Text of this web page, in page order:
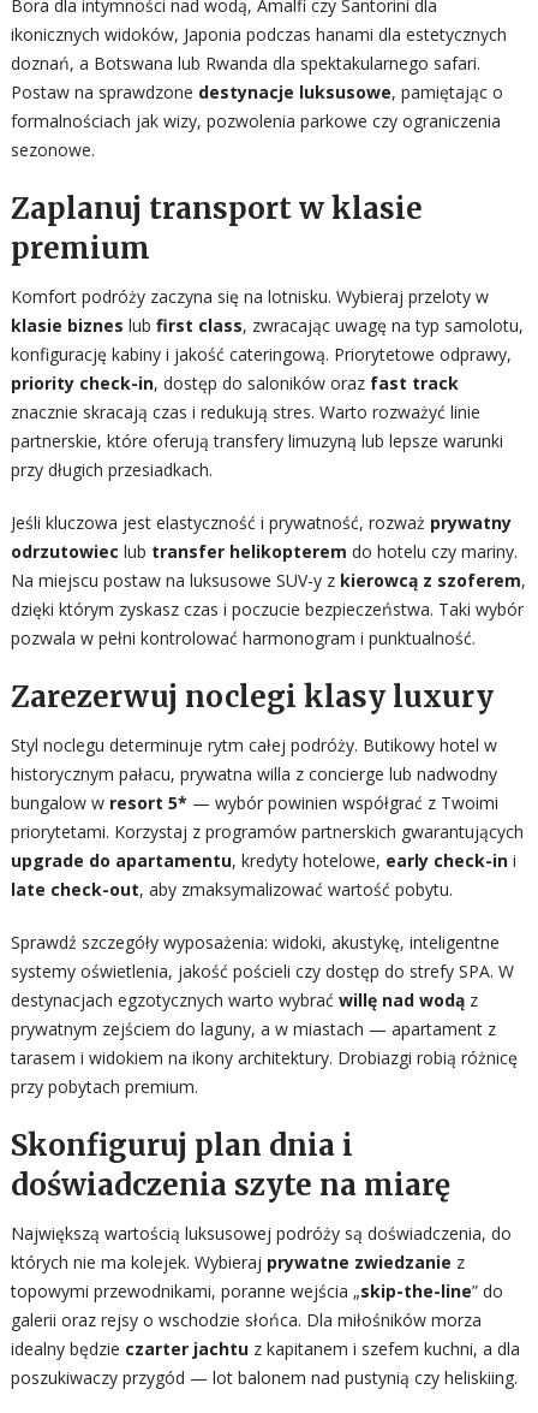
Bora dla intymności nad wodą, Amalfi czy Santorini dla
ikonicznych widoków, Japonia podczas hanami dla estetycznych
doznań, a Botswana lub Rwanda dla spektakularnego safari.
Postaw na sprawdzone destynacje luksusowe, pamiętając o
formalnościach jak wizy, pozwolenia parkowe czy ograniczenia
sezonowe.
Zaplanuj transport w klasie
premium
Komfort podróży zaczyna się na lotnisku. Wybieraj przeloty w
klasie biznes lub first class, zwracając uwagę na typ samolotu,
konfigurację kabiny i jakość cateringową. Priorytetowe odprawy,
priority check-in, dostęp do saloników oraz fast track
znacznie skracają czas i redukują stres. Warto rozważyć linie
partnerskie, które oferują transfery limuzyną lub lepsze warunki
przy długich przesiadkach.
Jeśli kluczowa jest elastyczność i prywatność, rozważ prywatny
odrzutowiec lub transfer helikopterem do hotelu czy mariny.
Na miejscu postaw na luksusowe SUV-y z kierowcą z szoferem,
dzięki którym zyskasz czas i poczucie bezpieczeństwa. Taki wybór
pozwala w pełni kontrolować harmonogram i punktualność.
Zarezerwuj noclegi klasy luxury
Styl noclegu determinuje rytm całej podróży. Butikowy hotel w
historycznym pałacu, prywatna willa z concierge lub nadwodny
bungalow w resort 5* — wybór powinien współgrać z Twoimi
priorytetami. Korzystaj z programów partnerskich gwarantujących
upgrade do apartamentu, kredyty hotelowe, early check-ini
late check-out, aby zmaksymalizować wartość pobytu.
Sprawdź szczegóły wyposażenia: widoki, akustykę, inteligentne
systemy oświetlenia, jakość pościeli czy dostęp do strefy SPA. W
destynacjach egzotycznych warto wybrać willę nad wodąz
prywatnym zejściem do laguny, a w miastach — apartament z
tarasem i widokiem na ikony architektury. Drobiazgi robią różnicę
przy pobytach premium.
Skonfiguruj plan dnia i
doświadczenia szyte na miarę
Największą wartością luksusowej podróży są doświadczenia, do
których nie ma kolejek. Wybieraj prywatne zwiedzanie z
topowymi przewodnikami, poranne wejścia „skip-the-line” do
galerii oraz rejsy o wschodzie słońca. Dla miłośników morza
idealny będzie czarter jachtuz kapitanem i szefem kuchni, a dla
poszukiwaczy przygód — lot balonem nad pustynią czy heliskiing.